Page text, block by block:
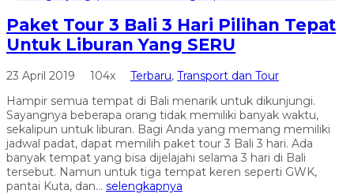
Paket Tour 3 Bali 3 Hari Pilihan Tepat
Untuk Liburan Yang SERU
23 April 2019 104x Terbaru, Transport dan Tour
Hampir semua tempat di Bali menarik untuk dikunjungi.
Sayangnya beberapa orang tidak memiliki banyak waktu,
sekalipun untuk liburan. Bagi Anda yang memang memiliki
jadwal padat, dapat memilih paket tour 3 Bali 3 hari. Ada
banyak tempat yang bisa dijelajahi selama 3 hari di Bali
tersebut. Namun untuk tiga tempat keren seperti GWK,
pantai Kuta, dan... selengkapnya